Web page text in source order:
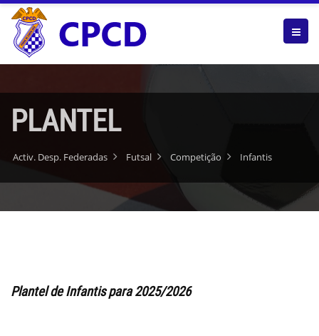
PLANTEL
Activ. Desp. Federadas Futsal Competição Infantis
Plantel de Infantis para 2025/2026